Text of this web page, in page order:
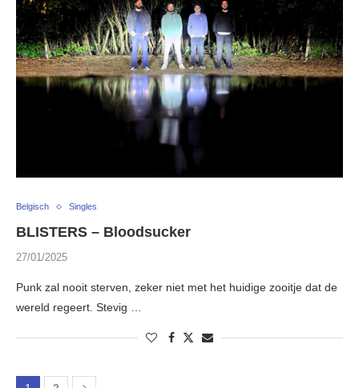
Belgisch Singles
BLISTERS – Bloodsucker
27/01/2025
Punk zal nooit sterven, zeker niet met het huidige zooitje dat de
wereld regeert. Stevig …